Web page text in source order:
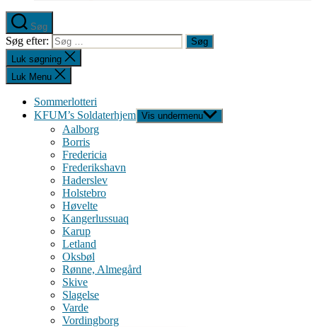
Søg
Søg efter:
Luk søgning
Luk Menu
Sommerlotteri
KFUM’s Soldaterhjem Vis undermenu
Aalborg
Borris
Fredericia
Frederikshavn
Haderslev
Holstebro
Høvelte
Kangerlussuaq
Karup
Letland
Oksbøl
Rønne, Almegård
Skive
Slagelse
Varde
Vordingborg